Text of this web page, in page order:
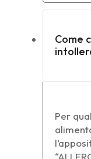
Come
Per